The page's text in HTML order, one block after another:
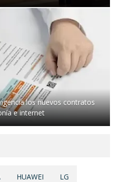
los nuevos contratos
e internet
HUAWEI LG